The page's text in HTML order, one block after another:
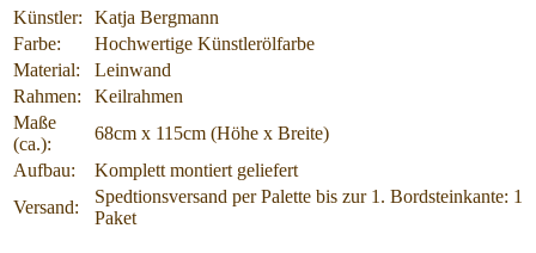
Künstler:
Katja Bergmann
Farbe:
Hochwertige Künstlerölfarbe
Material:
Leinwand
Rahmen:
Keilrahmen
Maße
(ca.):
68cm x 115cm (Höhe x Breite)
Aufbau:
Komplett montiert geliefert
Versand:
Spedtionsversand per Palette bis zur 1. Bordsteinkante: 1
Paket